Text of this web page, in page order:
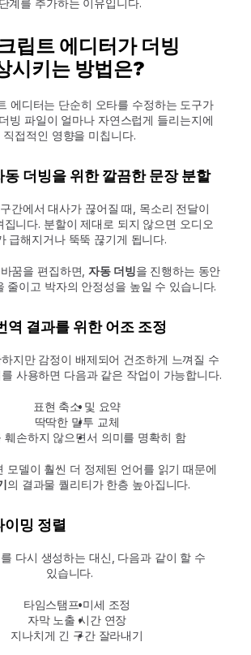
단계를 추가하는 이유입니다.
립트 에디터가 더빙
시키는 방법은?
에디터는 단순히 오타를 수정하는 도구가
빙 파일이 얼마나 자연스럽게 들리는지에
직접적인 영향을 미칩니다.
동 더빙을 위한 깔끔한 문장 분할
간에서 대사가 끊어질 때, 목소리 전달이
집니다. 분할이 제대로 되지 않으면 오디오
급해지거나 뚝뚝 끊기게 됩니다.
꿈을 편집하면, 자동 더빙을 진행하는 동안
줄이고 박자의 안정성을 높일 수 있습니다.
역 결과를 위한 어조 조정
지만 감정이 배제되어 건조하게 느껴질 수
사용하면 다음과 같은 작업이 가능합니다.
표현 축소 및 요약
딱딱한 말투 교체
훼손하지 않으면서 의미를 명확히 함
의 결과물 퀄리티가 한층 높아집니다.
밍 정렬
다시 생성하는 대신, 다음과 같이 할 수
있습니다.
타임스탬프 미세 조정
자막 노출 시간 연장
지나치게 긴 구간 잘라내기